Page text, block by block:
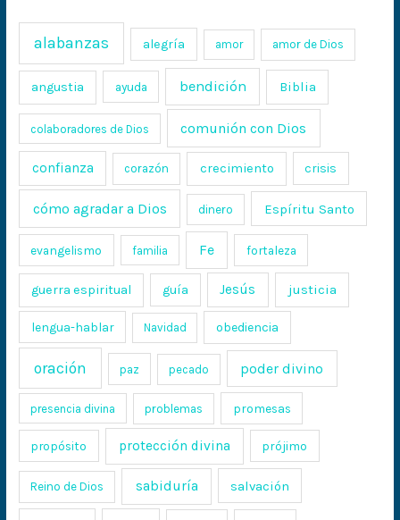
alabanzas alegría amor amor de Dios
angustia ayuda bendición Biblia
colaboradores de Dios comunión con Dios
confianza corazón crecimiento crisis
cómo agradar a Dios dinero Espíritu Santo
evangelismo familia Fe fortaleza
guerra espiritual guía Jesús justicia
lengua-hablar Navidad obediencia
oración paz pecado poder divino
presencia divina problemas promesas
propósito protección divina prójimo
Reino de Dios sabiduría salvación